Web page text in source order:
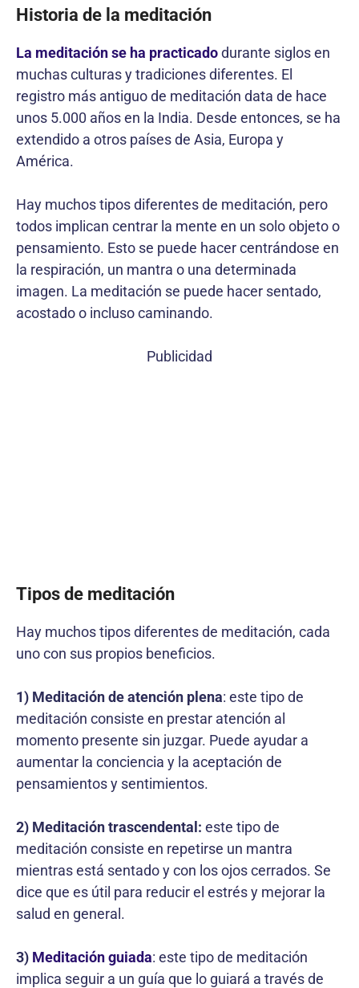
Historia de la meditación
La meditación se ha practicadodurante siglos en
muchas culturas y tradiciones diferentes. El
registro más antiguo de meditación data de hace
unos 5.000 años en la India. Desde entonces, se ha
extendido a otros países de Asia, Europa y
América.
Hay muchos tipos diferentes de meditación, pero
todos implican centrar la mente en un solo objeto o
pensamiento. Esto se puede hacer centrándose en
la respiración, un mantra o una determinada
imagen. La meditación se puede hacer sentado,
acostado o incluso caminando.
Publicidad
Tipos de meditación
Hay muchos tipos diferentes de meditación, cada
uno con sus propios beneficios.
1) Meditación de atención plena: este tipo de
meditación consiste en prestar atención al
momento presente sin juzgar. Puede ayudar a
aumentar la conciencia y la aceptación de
pensamientos y sentimientos.
2) Meditación trascendental: este tipo de
meditación consiste en repetirse un mantra
mientras está sentado y con los ojos cerrados. Se
dice que es útil para reducir el estrés y mejorar la
salud en general.
3) Meditación guiada: este tipo de meditación
implica seguir a un guía que lo guiará a través de